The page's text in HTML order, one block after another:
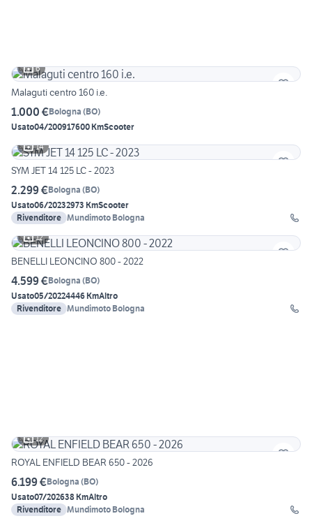
6
Malaguti centro 160 i.e.
1.000 €Bologna (BO)
Usato04/200917600 KmScooter
14
SYM JET 14 125 LC - 2023
2.299 €Bologna (BO)
Usato06/20232973 KmScooter
Rivenditore Mundimoto Bologna
12
BENELLI LEONCINO 800 - 2022
4.599 €Bologna (BO)
Usato05/20224446 KmAltro
Rivenditore Mundimoto Bologna
12
ROYAL ENFIELD BEAR 650 - 2026
6.199 €Bologna (BO)
Usato07/202638 KmAltro
Rivenditore Mundimoto Bologna